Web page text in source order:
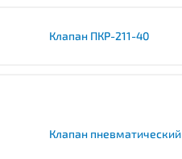
Клапан ПКР-211-40
Клапан пневматический